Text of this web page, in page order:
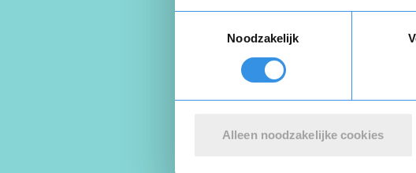
Noodzakelijk
Alleen noodzakelijke cookies
Aerobiccentre
Beoordeel je ervaring *